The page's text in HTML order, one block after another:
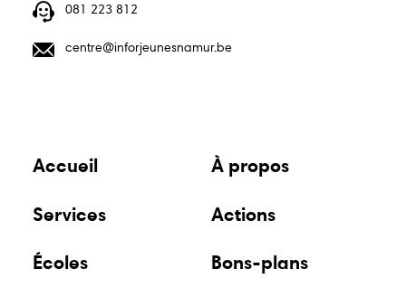
081 223 812
centre@inforjeunesnamur.be
Accueil À propos
Services Actions
Écoles Bons-plans